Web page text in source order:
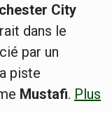
City
dans le
par un
piste
Mustafi. Plus